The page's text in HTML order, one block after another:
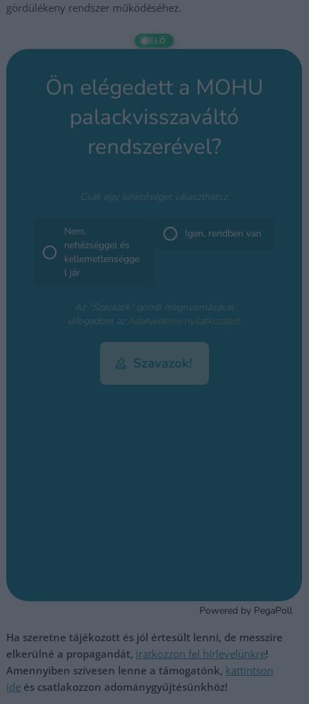
gördülékeny rendszer működéséhez.
Ha szeretne tájékozott és jól értesült lenni, de messzire
elkerülné a propagandát, iratkozzon fel hírlevelünkre!
Amennyiben szívesen lenne a támogatónk, kattintson
ide és csatlakozzon adománygyűjtésünkhöz!